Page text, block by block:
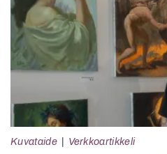
Kuvataide Verkkoartikkeli